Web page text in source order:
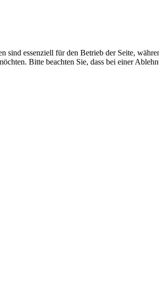
sind essenziell für den Betrieb der Seite,
Bitte beachten Sie, dass bei einer